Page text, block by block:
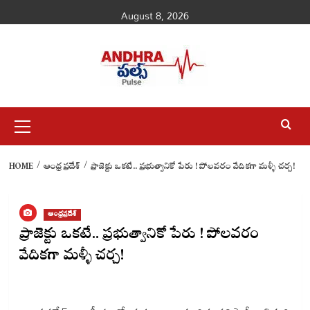
to
August 8, 2026
Menu
HOME ఆంధ్రప్రదేశ్ ప్రాజెక్టు ఒకటే.. ప్రభుత్వానికో పేరు ! పోలవరం వేదికగా మళ్ళీ చర్చ!
ఆంధ్రప్రదేశ్
ప్రాజెక్టు ఒకటే.. ప్రభుత్వానికో పేరు ! పోలవరం
వేదికగా మళ్ళీ చర్చ!